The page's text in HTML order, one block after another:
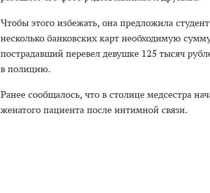
Чтобы этого избежать, она предложила
несколько банковских карт необходимую
пострадавший перевел девушке 125 тысяч
в полицию.
Ранее сообщалось, что в столице медсестра
женатого пациента после интимной связи.